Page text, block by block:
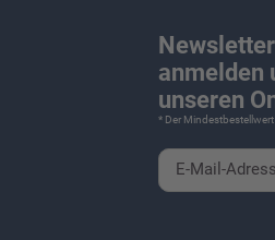
anmelden
unseren
* Der